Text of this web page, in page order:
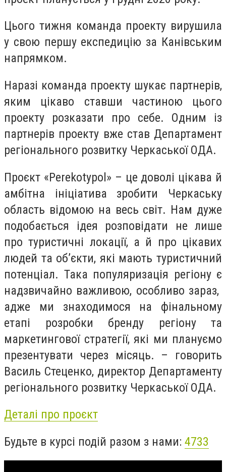
Цього тижня команда проекту вирушила
у свою першу експедицію за Канівським
напрямком.
Наразі команда проекту шукає партнерів,
яким цікаво ставши частиною цього
проекту розказати про себе. Одним із
партнерів проекту вже став Департамент
регіонального розвитку Черкаської ОДА.
Проєкт «Perekotypol» – це доволі цікава й
амбітна ініціатива зробити Черкаську
область відомою на весь світ. Нам дуже
подобається ідея розповідати не лише
про туристичні локації, а й про цікавих
людей та об’єкти, які мають туристичний
потенціал. Така популяризація регіону є
надзвичайно важливою, особливо зараз,
адже ми знаходимося на фінальному
етапі розробки бренду регіону та
маркетингової стратегії, які ми плануємо
презентувати через місяць. – говорить
Василь Стеценко, директор Департаменту
регіонального розвитку Черкаської ОДА.
Деталі про проєкт
Будьте в курсі подій разом з нами: 4733